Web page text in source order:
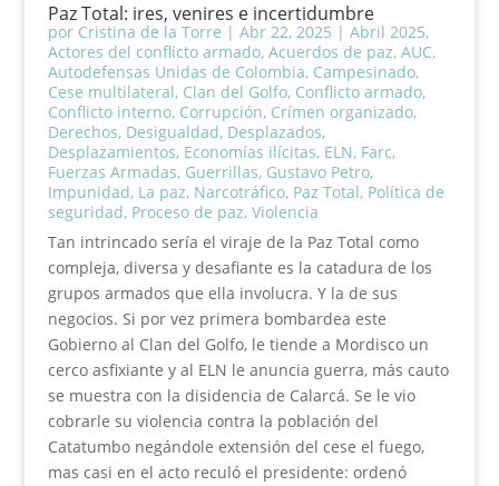
Paz Total: ires, venires e incertidumbre
por Cristina de la Torre | Abr 22, 2025 | Abril 2025,
Actores del conflicto armado, Acuerdos de paz, AUC,
Autodefensas Unidas de Colombia, Campesinado,
Cese multilateral, Clan del Golfo, Conflicto armado,
Conflicto interno, Corrupción, Crímen organizado,
Derechos, Desigualdad, Desplazados,
Desplazamientos, Economías ilícitas, ELN, Farc,
Fuerzas Armadas, Guerrillas, Gustavo Petro,
Impunidad, La paz, Narcotráfico, Paz Total, Política de
seguridad, Proceso de paz, Violencia
Tan intrincado sería el viraje de la Paz Total como
compleja, diversa y desafiante es la catadura de los
grupos armados que ella involucra. Y la de sus
negocios. Si por vez primera bombardea este
Gobierno al Clan del Golfo, le tiende a Mordisco un
cerco asfixiante y al ELN le anuncia guerra, más cauto
se muestra con la disidencia de Calarcá. Se le vio
cobrarle su violencia contra la población del
Catatumbo negándole extensión del cese el fuego,
mas casi en el acto reculó el presidente: ordenó